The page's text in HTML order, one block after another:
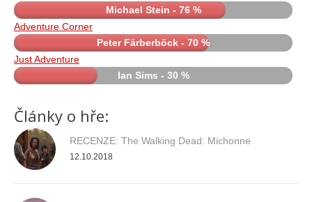
Michael Stein - 76 %
Adventure Corner
Peter Färberböck - 70 %
Just Adventure
Ian Sims - 30 %
Články o hře:
RECENZE: The Walking Dead: Michonne
12.10.2018